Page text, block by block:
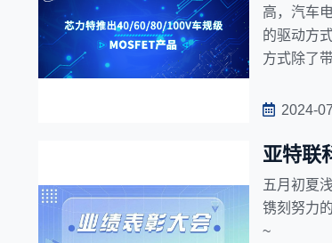
高，汽车
的驱动方
方式除了
供应链能
2024-
亚特联
五月初夏
镌刻努力
~